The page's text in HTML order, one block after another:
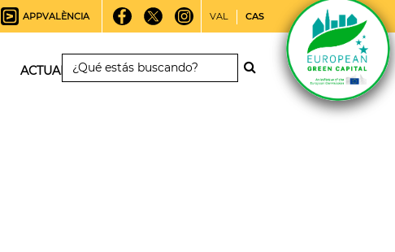
APPVALÈNCIA VAL CAS
ACTUALIDAD